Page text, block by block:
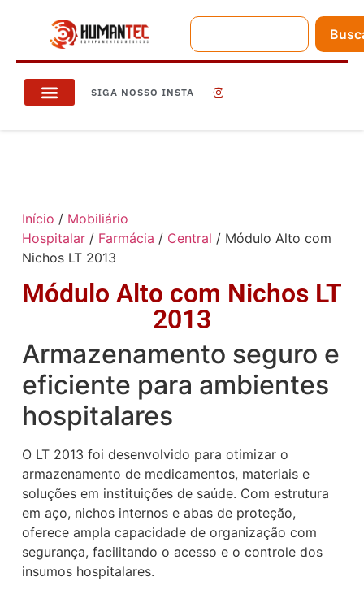
SIGA NOSSO INSTA
Início / Mobiliário
Hospitalar/ Farmácia / Central / Módulo Alto com
Nichos LT 2013
Módulo Alto com Nichos LT
2013
Armazenamento seguro e
eficiente para ambientes
hospitalares
O LT 2013 foi desenvolvido para otimizar o
armazenamento de medicamentos, materiais e
soluções em instituições de saúde. Com estrutura
em aço, nichos internos e abas de proteção,
oferece ampla capacidade de organização com
segurança, facilitando o acesso e o controle dos
insumos hospitalares.